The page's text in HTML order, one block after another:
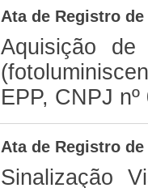
Ata de Registro de
Aquisição
EPP, CNPJ
Ata de Registro de
Sinalização